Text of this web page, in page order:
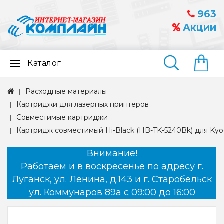
963
Акции
Найти
Каталог
Расходные материалы
Картриджи для лазерных принтеров
Совместимые картриджи
Картридж совместимый Hi-Black (HB-TK-5240Bk) для
Внимание!
Работаем и в воскресенье по адресу г.
Луганск, ул. Ленина, д.143 и г. Старобельск
ул. Коммунаров 89а с 09:00 до 16:00